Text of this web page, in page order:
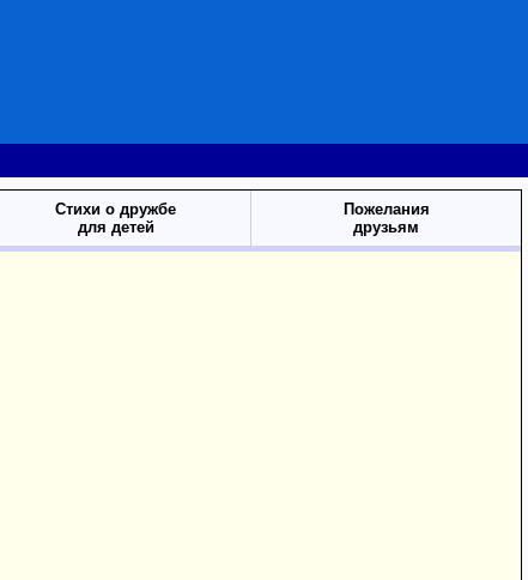
Стихи о дружбе
для детей
Пожелания
друзьям